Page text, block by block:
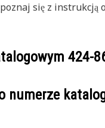
się z
424-
numerze